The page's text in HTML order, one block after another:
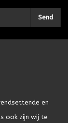
Send
en
ook zijn wij te